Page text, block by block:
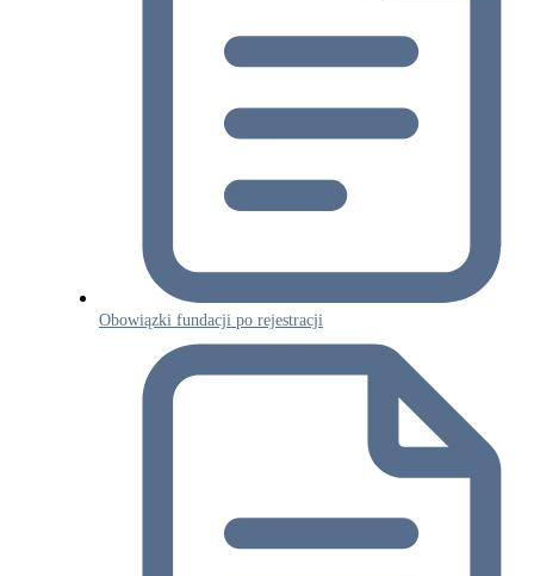
Obowiązki fundacji po rejestracji